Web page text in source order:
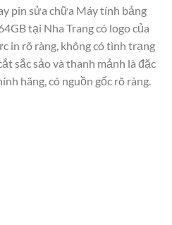
pin sửa chữa Máy tính bảng
tại Nha Trang có logo của
in rõ ràng, không có tình trạng
sắc sảo và thanh mảnh là đặc
hãng, có nguồn gốc rõ ràng.